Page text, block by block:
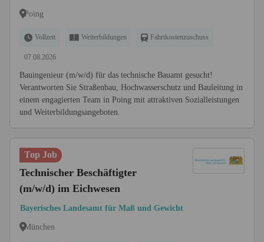
(m/w/d)
Poing
Vollzeit Weiterbildungen Fahrtkostenzuschuss
07.08.2026
Bauingenieur (m/w/d) für das technische Bauamt gesucht!
Verantworten Sie Straßenbau, Hochwasserschutz und Bauleitung in
einem engagierten Team in Poing mit attraktiven Sozialleistungen
und Weiterbildungsangeboten.
Top Job
Technischer Beschäftigter
(m/w/d) im Eichwesen
Bayerisches Landesamt für Maß und Gewicht
München